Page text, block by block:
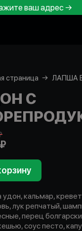
ваш адрес →
страница ЛАПША
С
кальмар,
лук репчатый,
перец
соус песто,